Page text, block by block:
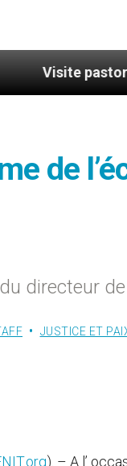
pastorale à
de
directeur de
JUSTICE ET
). – A l’